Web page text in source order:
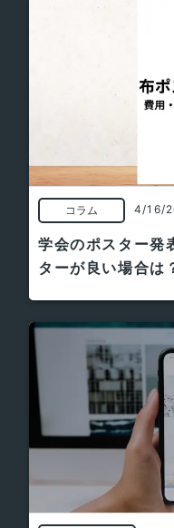
コラム 4/16/
学会のポスター発
ターが良い場合は